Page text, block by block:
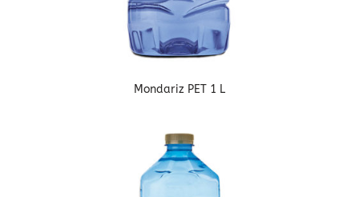
Mondariz PET 1 L